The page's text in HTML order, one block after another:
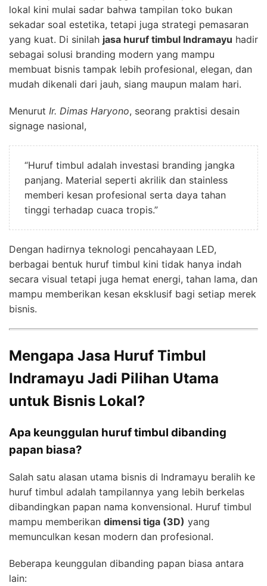
lokal kini mulai sadar bahwa tampilan toko bukan
sekadar soal estetika, tetapi juga strategi pemasaran
yang kuat. Di sinilah jasa huruf timbul Indramayu hadir
sebagai solusi branding modern yang mampu
membuat bisnis tampak lebih profesional, elegan, dan
mudah dikenali dari jauh, siang maupun malam hari.
Menurut Ir. Dimas Haryono, seorang praktisi desain
signage nasional,
“Huruf timbul adalah investasi branding jangka
panjang. Material seperti akrilik dan stainless
memberi kesan profesional serta daya tahan
tinggi terhadap cuaca tropis.”
Dengan hadirnya teknologi pencahayaan LED,
berbagai bentuk huruf timbul kini tidak hanya indah
secara visual tetapi juga hemat energi, tahan lama, dan
mampu memberikan kesan eksklusif bagi setiap merek
bisnis.
Mengapa Jasa Huruf Timbul
Indramayu Jadi Pilihan Utama
untuk Bisnis Lokal?
Apa keunggulan huruf timbul dibanding
papan biasa?
Salah satu alasan utama bisnis di Indramayu beralih ke
huruf timbul adalah tampilannya yang lebih berkelas
dibandingkan papan nama konvensional. Huruf timbul
mampu memberikan dimensi tiga (3D) yang
memunculkan kesan modern dan profesional.
Beberapa keunggulan dibanding papan biasa antara
lain: